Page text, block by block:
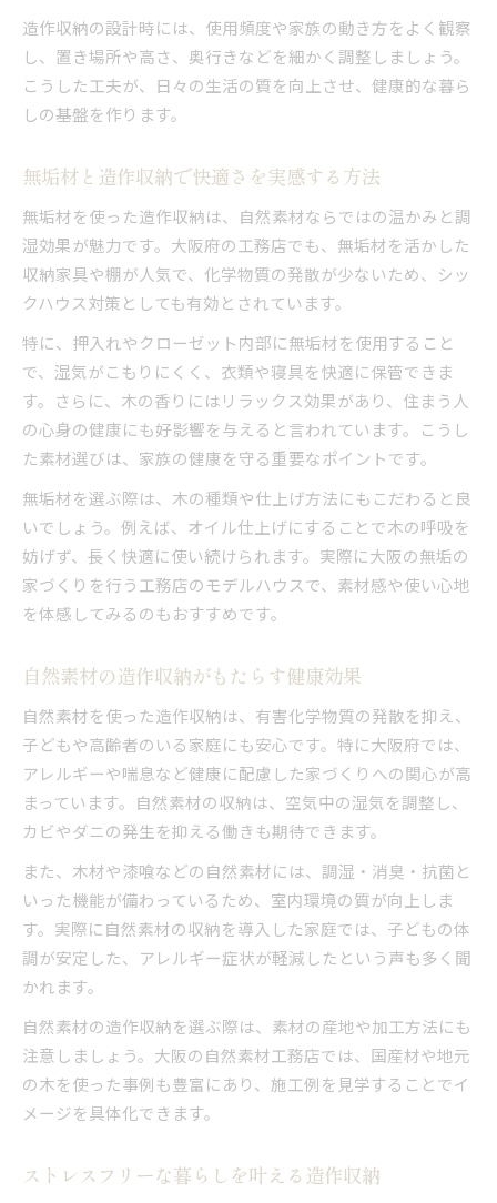
造作収納の設計時には、使用頻度や家族の動き方をよく観察
し、置き場所や高さ、奥行きなどを細かく調整しましょう。
こうした工夫が、日々の生活の質を向上させ、健康的な暮ら
しの基盤を作ります。
無垢材と造作収納で快適さを実感する方法
無垢材を使った造作収納は、自然素材ならではの温かみと調
湿効果が魅力です。大阪府の工務店でも、無垢材を活かした
収納家具や棚が人気で、化学物質の発散が少ないため、シッ
クハウス対策としても有効とされています。
特に、押入れやクローゼット内部に無垢材を使用すること
で、湿気がこもりにくく、衣類や寝具を快適に保管できま
す。さらに、木の香りにはリラックス効果があり、住まう人
の心身の健康にも好影響を与えると言われています。こうし
た素材選びは、家族の健康を守る重要なポイントです。
無垢材を選ぶ際は、木の種類や仕上げ方法にもこだわると良
いでしょう。例えば、オイル仕上げにすることで木の呼吸を
妨げず、長く快適に使い続けられます。実際に大阪の無垢の
家づくりを行う工務店のモデルハウスで、素材感や使い心地
を体感してみるのもおすすめです。
自然素材の造作収納がもたらす健康効果
自然素材を使った造作収納は、有害化学物質の発散を抑え、
子どもや高齢者のいる家庭にも安心です。特に大阪府では、
アレルギーや喘息など健康に配慮した家づくりへの関心が高
まっています。自然素材の収納は、空気中の湿気を調整し、
カビやダニの発生を抑える働きも期待できます。
また、木材や漆喰などの自然素材には、調湿・消臭・抗菌と
いった機能が備わっているため、室内環境の質が向上しま
す。実際に自然素材の収納を導入した家庭では、子どもの体
調が安定した、アレルギー症状が軽減したという声も多く聞
かれます。
自然素材の造作収納を選ぶ際は、素材の産地や加工方法にも
注意しましょう。大阪の自然素材工務店では、国産材や地元
の木を使った事例も豊富にあり、施工例を見学することでイ
メージを具体化できます。
ストレスフリーな暮らしを叶える造作収納